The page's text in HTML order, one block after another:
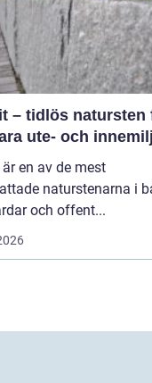
– tidlös natursten
ute- och
en av de mest
naturstenarna i
och offent...